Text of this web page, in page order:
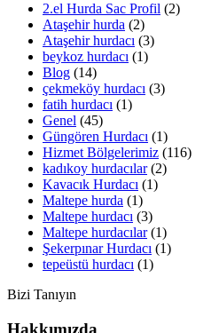
2.el Hurda Sac Profil (2)
Ataşehir hurda (2)
Ataşehir hurdacı (3)
beykoz hurdacı (1)
Blog (14)
çekmeköy hurdacı (3)
fatih hurdacı (1)
Genel (45)
Güngören Hurdacı (1)
Hizmet Bölgelerimiz (116)
kadıkoy hurdacılar(2)
Kavacık Hurdacı (1)
Maltepe hurda (1)
Maltepe hurdacı (3)
Maltepe hurdacılar(1)
Şekerpınar Hurdacı (1)
tepeüstü hurdacı (1)
Bizi Tanıyın
Hakkımızda